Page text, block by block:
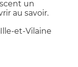
un
au savoir.
et-Vilaine